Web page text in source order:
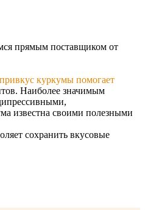
прямым поставщиком от
куркумы помогает
Наиболее значимым
известна своими полезными
сохранить вкусовые